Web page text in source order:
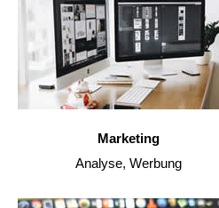
Marketing
Analyse, Werbung